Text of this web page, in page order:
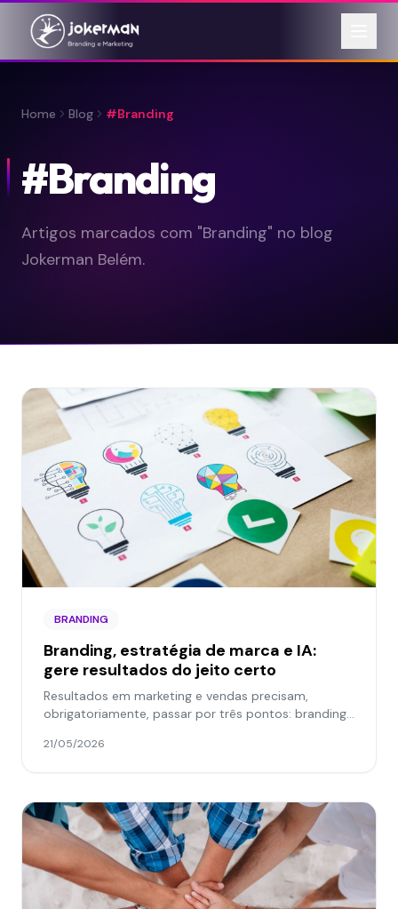
Home Blog #Branding
#Branding
Artigos marcados com "Branding" no blog
Jokerman Belém.
BRANDING
Branding, estratégia de marca e IA:
gere resultados do jeito certo
Resultados em marketing e vendas precisam,
obrigatoriamente, passar por três pontos: branding,
entender?
21/05/2026